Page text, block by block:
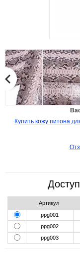
Купить кожу питона
Артикул
ppg001
ppg002
ppg003